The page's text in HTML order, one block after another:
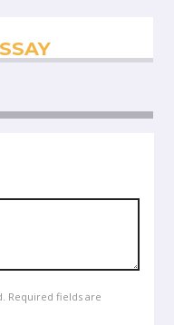
Required fields are